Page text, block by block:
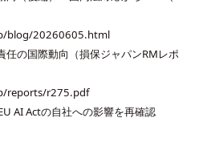
blog/20260605.html
任の国際動向（損保ジャパンRMレポ
reports/r275.pdf
AI Actの自社への影響を再確認